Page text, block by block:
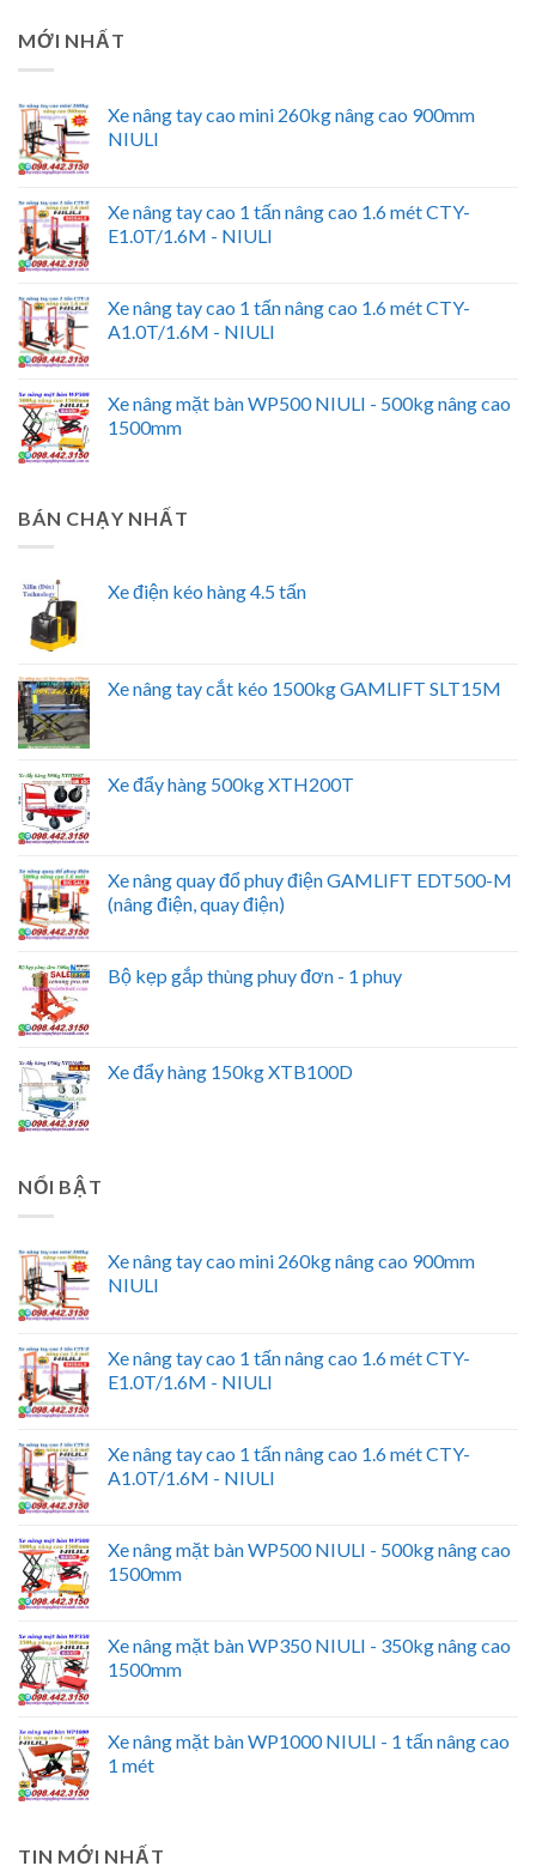
MỚI NHẤT
Xe nâng tay cao mini 260kg nâng cao 900mm
NIULI
Xe nâng tay cao 1 tấn nâng cao 1.6 mét CTY-
E1.0T/1.6M - NIULI
Xe nâng tay cao 1 tấn nâng cao 1.6 mét CTY-
A1.0T/1.6M - NIULI
Xe nâng mặt bàn WP500 NIULI - 500kg nâng cao
1500mm
BÁN CHẠY NHẤT
Xe điện kéo hàng 4.5 tấn
Xe nâng tay cắt kéo 1500kg GAMLIFT SLT15M
Xe đẩy hàng 500kg XTH200T
Xe nâng quay đổ phuy điện GAMLIFT EDT500-M
(nâng điện, quay điện)
Bộ kẹp gắp thùng phuy đơn - 1 phuy
Xe đẩy hàng 150kg XTB100D
NỔI BẬT
Xe nâng tay cao mini 260kg nâng cao 900mm
NIULI
Xe nâng tay cao 1 tấn nâng cao 1.6 mét CTY-
E1.0T/1.6M - NIULI
Xe nâng tay cao 1 tấn nâng cao 1.6 mét CTY-
A1.0T/1.6M - NIULI
Xe nâng mặt bàn WP500 NIULI - 500kg nâng cao
1500mm
Xe nâng mặt bàn WP350 NIULI - 350kg nâng cao
1500mm
Xe nâng mặt bàn WP1000 NIULI - 1 tấn nâng cao
1 mét
TIN MỚI NHẤT